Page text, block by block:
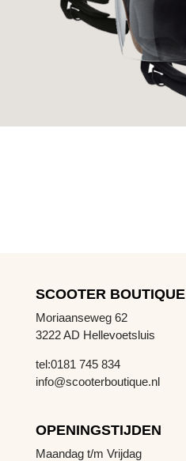
SCOOTER BOUTIQUE
Moriaanseweg 62
3222 AD Hellevoetsluis
tel:0181 745 834
info@scooterboutique.nl
OPENINGSTIJDEN
Maandag t/m Vrijdag